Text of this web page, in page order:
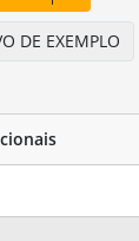
DE EXEMPLO